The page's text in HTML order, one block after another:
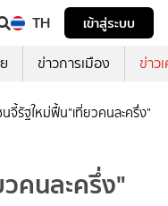
TH
เข้าสู่ระบบ
ข่าวการเมือง ข่าว
นจี้รัฐใหม่ฟื้น"เที่ยวคนละครึ่ง"
คนละครึ่ง"